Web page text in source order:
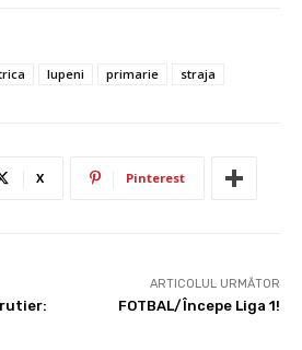
lupeni primarie straja
X Pinterest
rutier:
ARTICOLUL URMĂTOR
FOTBAL/Începe Liga 1!